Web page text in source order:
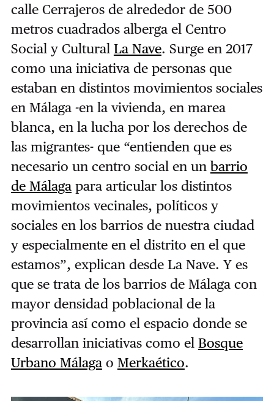
calle Cerrajeros de alrededor de 500
metros cuadrados alberga el Centro
Social y Cultural La Nave. Surge en 2017
como una iniciativa de personas que
estaban en distintos movimientos sociales
en Málaga -en la vivienda, en marea
blanca, en la lucha por los derechos de
las migrantes- que “entienden que es
necesario un centro social en un barrio
de Málagapara articular los distintos
movimientos vecinales, políticos y
sociales en los barrios de nuestra ciudad
y especialmente en el distrito en el que
estamos”, explican desde La Nave. Y es
que se trata de los barrios de Málaga con
mayor densidad poblacional de la
provincia así como el espacio donde se
desarrollan iniciativas como el Bosque
Urbano Málagao Merkaético.